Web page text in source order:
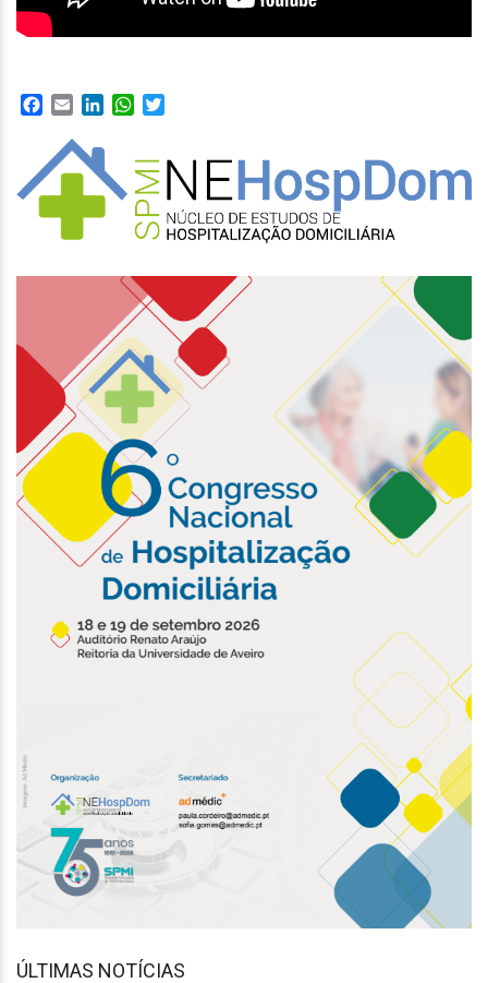
Facebook
Email LinkedInWhatsApp
ÚLTIMAS NOTÍCIAS